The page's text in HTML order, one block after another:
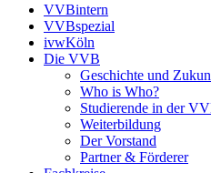
VVBintern
VVBspezial
ivwKöln
Die VVB
Geschichte und
Who is Who?
Studierende in der
Weiterbildung
Der Vorstand
Partner & Förderer